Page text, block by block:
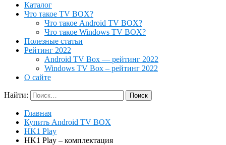
Каталог
Что такое TV BOX?
Что такое Android TV BOX?
Что такое Windows TV BOX?
Полезные статьи
Рейтинг 2022
Android TV Box — рейтинг 2022
Windows TV Box – рейтинг 2022
О сайте
Найти:
Главная
Купить Android TV BOX
HK1 Play
HK1 Play – комплектация